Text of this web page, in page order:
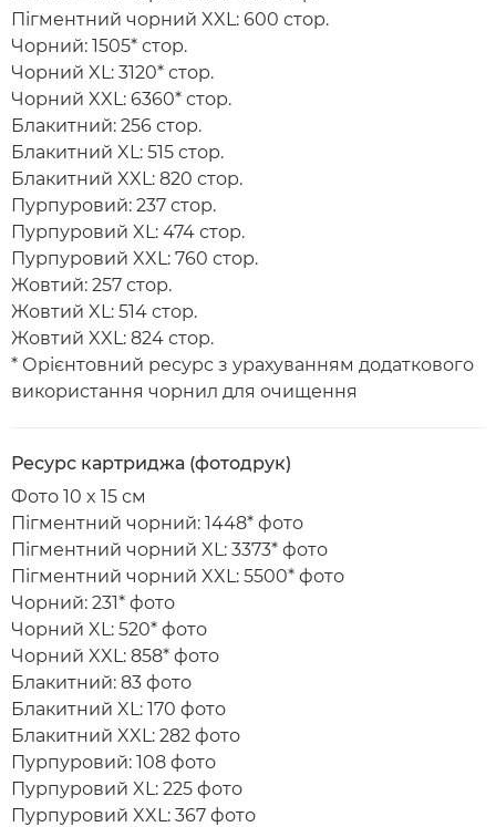
Пігментний чорний XXL: 600 стор.
Чорний: 1505* стор.
Чорний XL: 3120* стор.
Чорний XXL: 6360* стор.
Блакитний: 256 стор.
Блакитний XL: 515 стор.
Блакитний XXL: 820 стор.
Пурпуровий: 237 стор.
Пурпуровий XL: 474 стор.
Пурпуровий XXL: 760 стор.
Жовтий: 257 стор.
Жовтий XL: 514 стор.
Жовтий XXL: 824 стор.
* Орієнтовний ресурс з урахуванням додаткового
використання чорнил для очищення
Ресурс картриджа (фотодрук)
Фото 10 x 15 см
Пігментний чорний: 1448* фото
Пігментний чорний XL: 3373* фото
Пігментний чорний XXL: 5500* фото
Чорний: 231* фото
Чорний XL: 520* фото
Чорний XXL: 858* фото
Блакитний: 83 фото
Блакитний XL: 170 фото
Блакитний XXL: 282 фото
Пурпуровий: 108 фото
Пурпуровий XL: 225 фото
Пурпуровий XXL: 367 фото